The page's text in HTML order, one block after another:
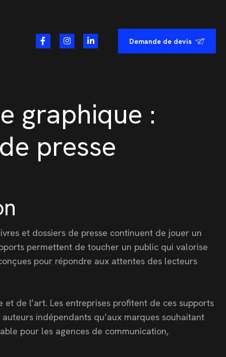
Demande de devis
graphique :
presse
et dossiers de presse continuent de jouer un
permettent de toucher un public qui valorise
pour répondre aux attentes des lecteurs
de l’art. Les entreprises profitent de ces supports
indépendants qu’aux marques souhaitant
pour les agences de communication,